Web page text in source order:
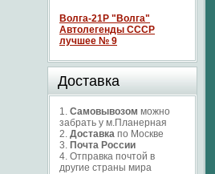
Волга-21P "Волга"
Автолегенды СССР
лучшее № 9
Доставка
1. Самовывозом можно
забрать у м.Планерная
2. Доставка по Москве
3. Почта России
4. Отправка почтой в
другие страны мира